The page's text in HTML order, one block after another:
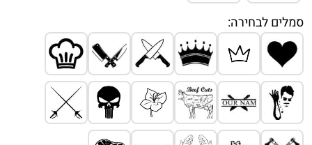
סמלים לבחירה: